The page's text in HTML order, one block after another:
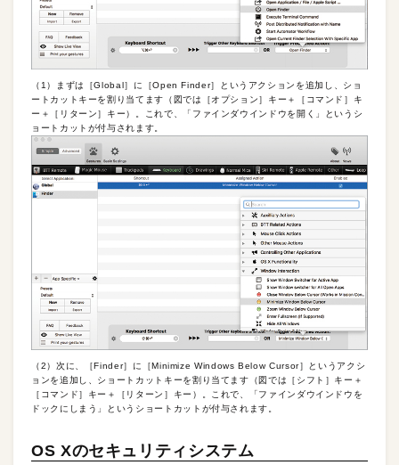
（1）まずは［Global］に［Open Finder］というアクションを追加し、ショ
ートカットキーを割り当てます（図では［オプション］キー＋［コマンド］キ
ー＋［リターン］キー）。これで、「ファインダウインドウを開く」というシ
ョートカットが付与されます。
（2）次に、［Finder］に［Minimize Windows Below Cursor］というアクシ
ョンを追加し、ショートカットキーを割り当てます（図では［シフト］キー＋
［コマンド］キー＋［リターン］キー）。これで、「ファインダウインドウを
ドックにしまう」というショートカットが付与されます。
OS Xのセキュリティシステム